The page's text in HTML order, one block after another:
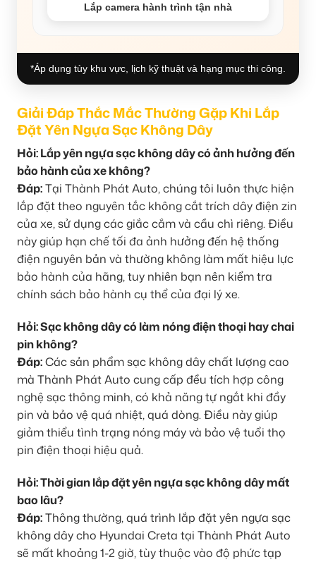
Lắp camera hành trình tận nhà
*Áp dụng tùy khu vực, lịch kỹ thuật và hạng mục thi công.
Giải Đáp Thắc Mắc Thường Gặp Khi Lắp
Đặt Yên Ngựa Sạc Không Dây
Hỏi: Lắp yên ngựa sạc không dây có ảnh hưởng đến
bảo hành của xe không?
Đáp:Tại Thành Phát Auto, chúng tôi luôn thực hiện
lắp đặt theo nguyên tắc không cắt trích dây điện zin
của xe, sử dụng các giắc cắm và cầu chì riêng. Điều
này giúp hạn chế tối đa ảnh hưởng đến hệ thống
điện nguyên bản và thường không làm mất hiệu lực
bảo hành của hãng, tuy nhiên bạn nên kiểm tra
chính sách bảo hành cụ thể của đại lý xe.
Hỏi: Sạc không dây có làm nóng điện thoại hay chai
pin không?
Đáp:Các sản phẩm sạc không dây chất lượng cao
mà Thành Phát Auto cung cấp đều tích hợp công
nghệ sạc thông minh, có khả năng tự ngắt khi đầy
pin và bảo vệ quá nhiệt, quá dòng. Điều này giúp
giảm thiểu tình trạng nóng máy và bảo vệ tuổi thọ
pin điện thoại hiệu quả.
Hỏi: Thời gian lắp đặt yên ngựa sạc không dây mất
bao lâu?
Đáp:Thông thường, quá trình lắp đặt yên ngựa sạc
không dây cho Hyundai Creta tại Thành Phát Auto
sẽ mất khoảng 1-2 giờ, tùy thuộc vào độ phức tạp